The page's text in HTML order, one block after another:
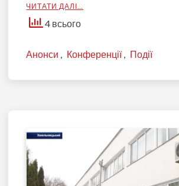
ЧИТАТИ ДАЛІ…
4 всього
Анонси , Конференції, Події